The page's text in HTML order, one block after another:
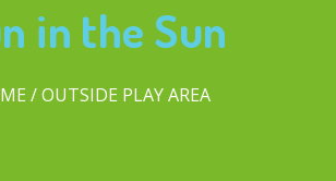
in the Sun
OUTSIDE PLAY AREA